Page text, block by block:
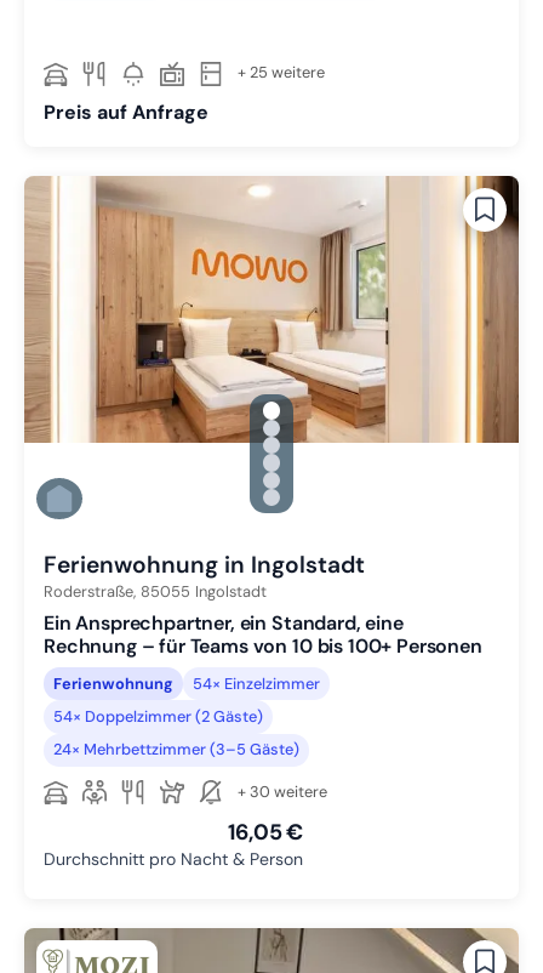
+ 25 weitere
Preis auf Anfrage
gallery.slide_selector
Zu Slide 1 wechseln
Zu Slide 2 wechseln
Zu Slide 3 wechseln
Zu Slide 4 wechseln
Zu Slide 5 wechseln
Zu Slide 6 wechseln
Ferienwohnung in Ingolstadt
Roderstraße, 85055 Ingolstadt
Ein Ansprechpartner, ein Standard, eine
Rechnung – für Teams von 10 bis 100+ Personen
Ferienwohnung
54× Einzelzimmer
54× Doppelzimmer (2 Gäste)
24× Mehrbettzimmer (3–5 Gäste)
+ 30 weitere
16,05 €
Durchschnitt pro Nacht & Person